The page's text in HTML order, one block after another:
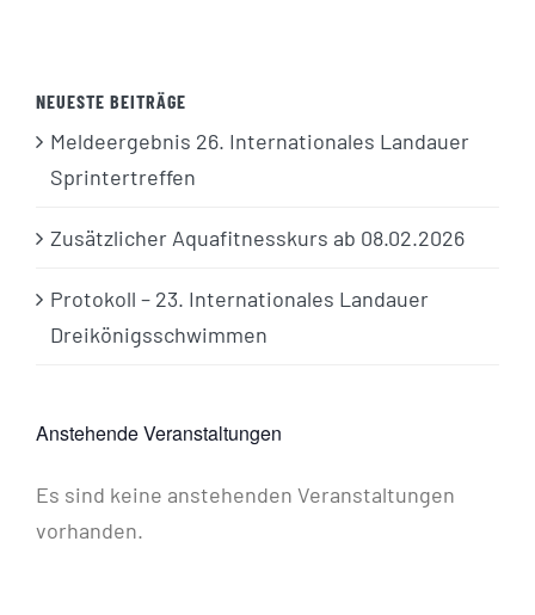
NEUESTE BEITRÄGE
Meldeergebnis 26. Internationales Landauer
Sprintertreffen
Zusätzlicher Aquafitnesskurs ab 08.02.2026
Protokoll – 23. Internationales Landauer
Dreikönigsschwimmen
Anstehende Veranstaltungen
Hinweis
Es sind keine anstehenden Veranstaltungen
vorhanden.